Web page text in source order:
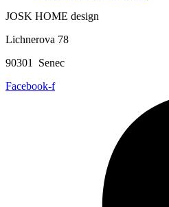
JOSK HOME design
Lichnerova 78
90301 Senec
Facebook-f